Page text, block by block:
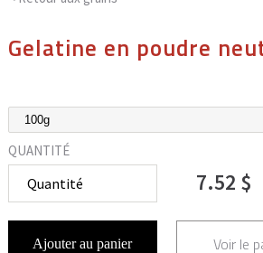
Gelatine en poudre
QUANTITÉ
7.52 $
Ajouter au panier Voir le